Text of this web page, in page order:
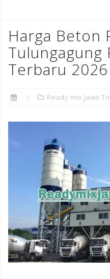
Harga Beton
Tulungagung
Terbaru 2026
Ready mix Jawa